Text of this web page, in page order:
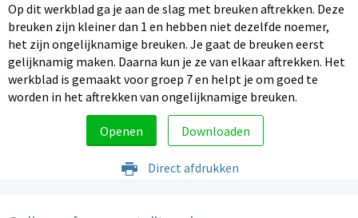
Op dit werkblad ga je aan de slag met breuken aftrekken. Deze
breuken zijn kleiner dan 1 en hebben niet dezelfde noemer,
het zijn ongelijknamige breuken. Je gaat de breuken eerst
gelijknamig maken. Daarna kun je ze van elkaar aftrekken. Het
werkblad is gemaakt voor groep 7 en helpt je om goed te
worden in het aftrekken van ongelijknamige breuken.
Openen Downloaden
Direct afdrukken